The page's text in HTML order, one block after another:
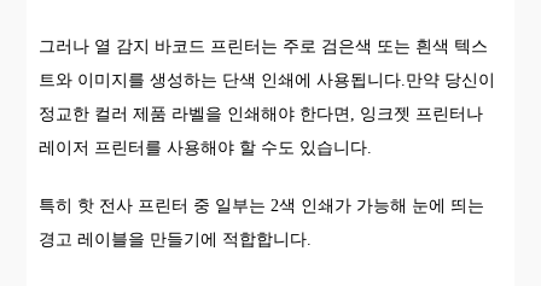
그러나 열 감지 바코드 프린터는 주로 검은색 또는 흰색 텍스
트와 이미지를 생성하는 단색 인쇄에 사용됩니다.만약 당신이
정교한 컬러 제품 라벨을 인쇄해야 한다면, 잉크젯 프린터나
레이저 프린터를 사용해야 할 수도 있습니다.
특히 핫 전사 프린터 중 일부는 2색 인쇄가 가능해 눈에 띄는
경고 레이블을 만들기에 적합합니다.